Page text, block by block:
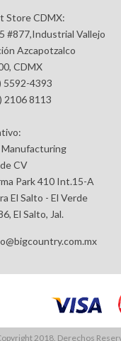
Store CDMX:
#877,Industrial Vallejo
Azcapotzalco
CDMX
5592-4393
2106 8113
Manufacturing
CV
Park 410 Int.15-A
El Salto - El Verde
El Salto, Jal.
2018. Derechos